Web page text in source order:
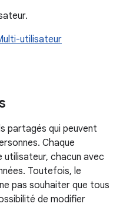
utilisateur
partagés qui peuvent
Chaque
chacun avec
Toutefois, le
pas souhaiter que tous
de modifier